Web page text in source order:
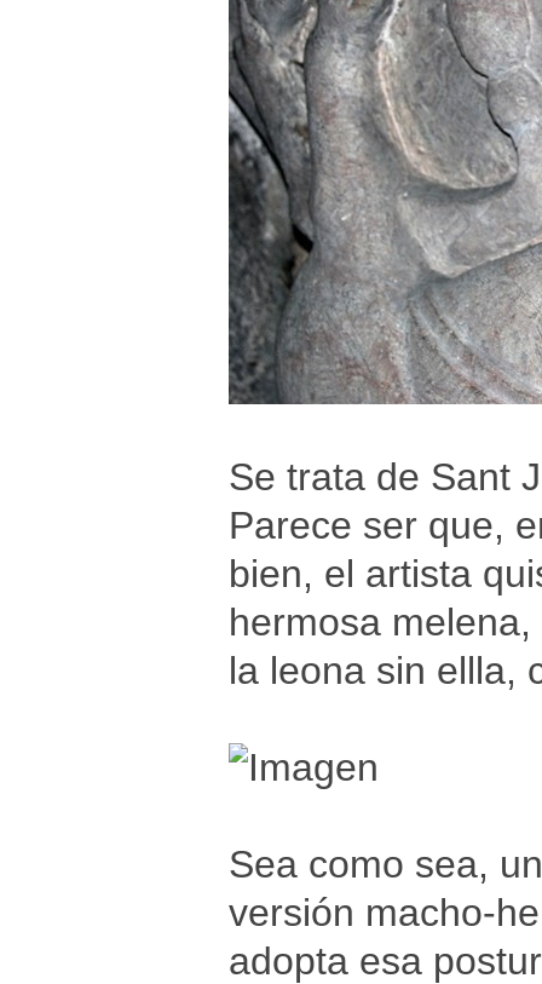
Se trata de Sant
Parece ser que,
bien, el artista
hermosa
la leona sin ellla,
Sea como sea,
versión macho-
adopta esa